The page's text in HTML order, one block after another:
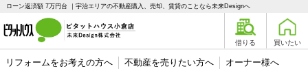
ローン返済額 7万円台 ｜宇治エリアの不動産購入、売却、賃貸のことなら未来Designへ
借りる 買いたい
リフォームをお考えの方へ 不動産を売りたい方へ オーナー様へ